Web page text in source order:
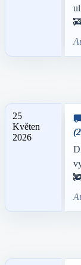
25
Květen
2026